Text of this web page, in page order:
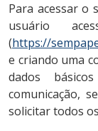
Para acessar o
usuário
(https://
e criando uma
dados
comunicação,
solicitar todos